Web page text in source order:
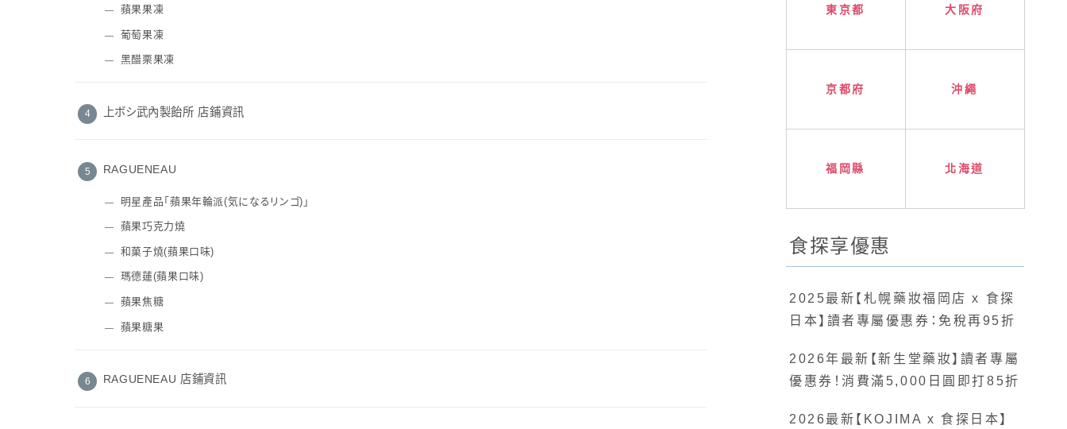
蘋果果凍
葡萄果凍
黑醋栗果凍
上ボシ武內製飴所 店鋪資訊
RAGUENEAU
明星產品「蘋果年輪派(気になるリンゴ)」
蘋果巧克力燒
和菓子燒(蘋果口味)
瑪德蓮(蘋果口味)
蘋果焦糖
蘋果糖果
RAGUENEAU 店鋪資訊
東京都 大阪府
京都府 沖繩
福岡縣 北海道
食探享優惠
2025最新【札幌藥妝福岡店 x 食探
日本】讀者專屬優惠券：免稅再95折
2026年最新【新生堂藥妝】讀者專屬
優惠券！消費滿5,000日圓即打85折
2026最新【KOJIMA x 食探日本】